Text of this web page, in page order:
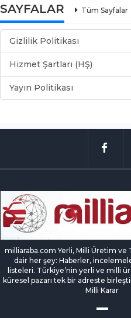
SAYFALAR Tüm Sayfalar
Gizlilik Politikası
Hizmet Şartları (HŞ)
Yayın Politikası
milliaraba.com Yerli, Milli Üretim ve
dair her şey: Haberler,
listeleri. Türkiye’nin yerli ve milli
küresel pazarı tek bir adreste
Milli Karar